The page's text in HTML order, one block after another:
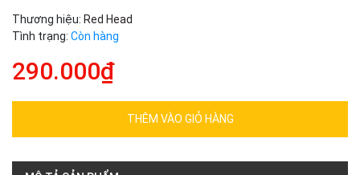
Thương hiệu: Red Head
Tình trạng: Còn hàng
290.000₫
THÊM VÀO GIỎ HÀNG